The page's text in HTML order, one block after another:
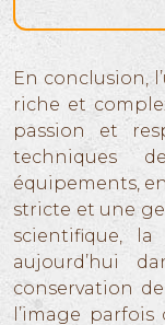
En conclusion,
riche et
passion et
techniques
équipements,
stricte et une
scientifique,
aujourd’hui
conservation
l’image